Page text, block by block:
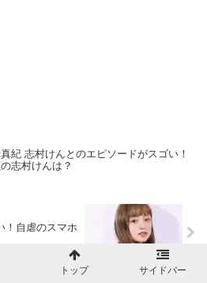
紀 志村けんとのエピソードがスゴい！
志村けんは？
！自虐のスマホ
トップ サイドバー